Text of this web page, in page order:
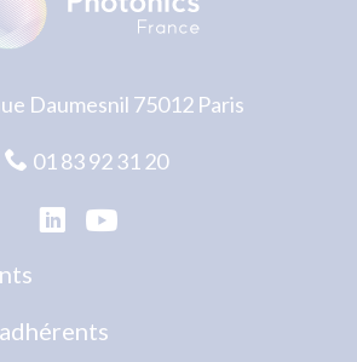
Daumesnil 75012 Paris
01 83 92 31 20